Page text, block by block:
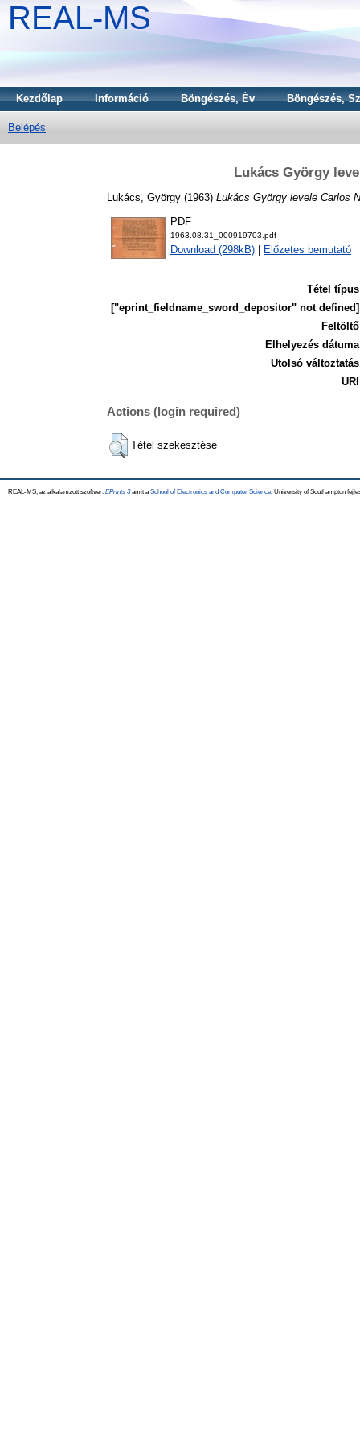
REAL-MS
Kezdőlap Információ Böngészés, Év Böngészés,
Belépés
Lukács György
Lukács, György (1963) Lukács György levele Carlos
PDF
1963.08.31_000919703.pdf
Download (298kB) Előzetes bemutató
Tétel
["eprint_fieldname_sword_depositor" not
Elhelyezés
Utolsó
Actions (login required)
Tétel szekesztése
REAL-MS, az alkalamzott szoftver: EPrints 3amit a School of Electronics and Computer Science , University of Southampton